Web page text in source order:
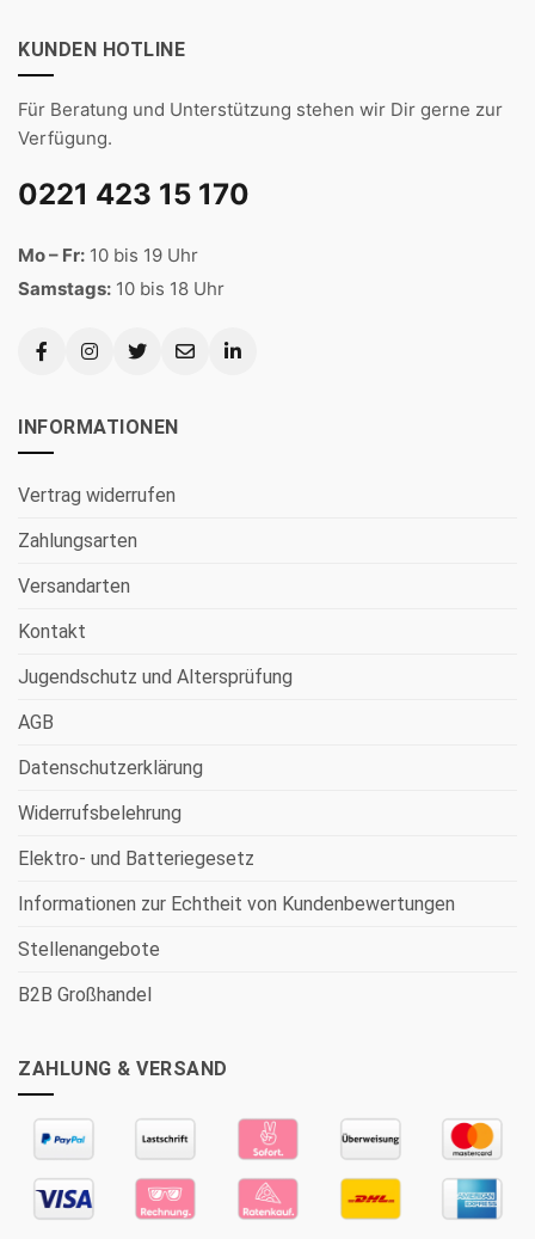
KUNDEN HOTLINE
Für Beratung und Unterstützung stehen wir Dir gerne zur
Verfügung.
0221 423 15 170
Mo – Fr: 10 bis 19 Uhr
Samstags: 10 bis 18 Uhr
INFORMATIONEN
Vertrag widerrufen
Zahlungsarten
Versandarten
Kontakt
Jugendschutz und Altersprüfung
AGB
Datenschutzerklärung
Widerrufsbelehrung
Elektro- und Batteriegesetz
Informationen zur Echtheit von Kundenbewertungen
Stellenangebote
B2B Großhandel
ZAHLUNG & VERSAND